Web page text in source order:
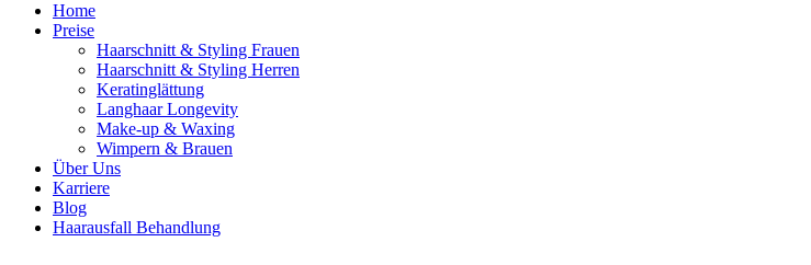
Home
Preise
Haarschnitt & Styling Frauen
Haarschnitt & Styling Herren
Keratinglättung
Langhaar Longevity
Make-up & Waxing
Wimpern & Brauen
Über Uns
Karriere
Blog
Haarausfall Behandlung